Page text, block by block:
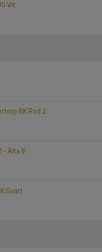
Vit
BK Röd 2
- Älta IF
Svart